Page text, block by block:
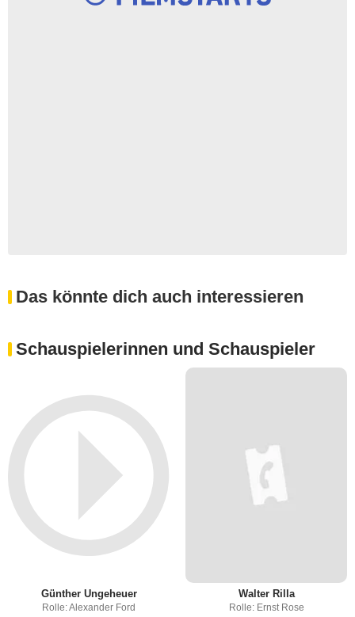
Das könnte dich auch interessieren
Schauspielerinnen und Schauspieler
Günther Ungeheuer
Rolle: Alexander Ford
Walter Rilla
Rolle: Ernst Rose